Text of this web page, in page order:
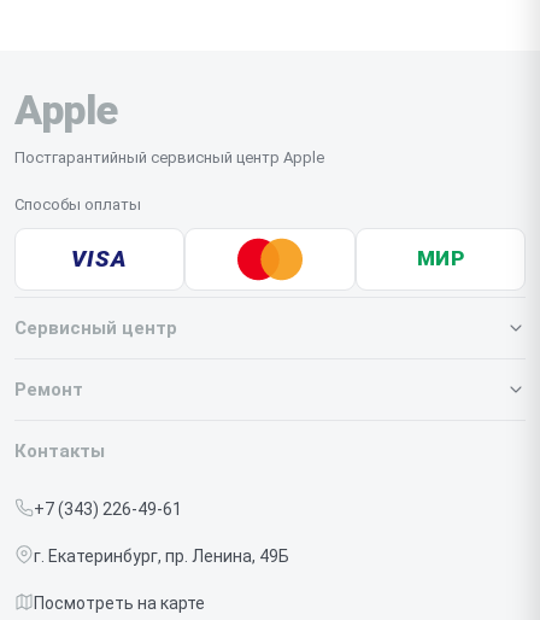
Apple
Постгарантийный сервисный центр Apple
Способы оплаты
VISA МИР
Сервисный центр
О нашем сервисе
Срочный ремонт
Доставка и способы оплаты
Диагностика
Ремонт
Iphone
Контакты
+7 (343) 226-49-61
г. Екатеринбург, пр. Ленина, 49Б
Посмотреть на карте